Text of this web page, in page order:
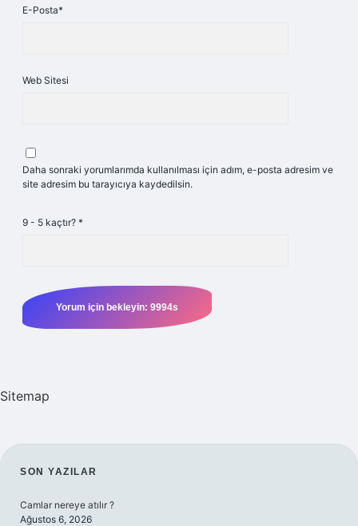
E-Posta*
Web Sitesi
Daha sonraki yorumlarımda kullanılması için adım, e-posta adresim ve
site adresim bu tarayıcıya kaydedilsin.
9 - 5 kaçtır? *
Sitemap
SIDEBAR
SON YAZILAR
Camlar nereye atılır ?
Ağustos 6, 2026